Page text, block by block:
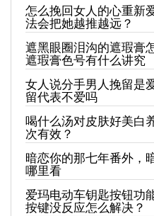
怎么挽回女人的心重新
法会把她越推越远？
遮黑眼圈泪沟的遮瑕膏
遮瑕膏色号有什么讲究
女人说分手男人挽留是
留代表不爱吗
喝什么汤对皮肤好美白
次有效？
暗恋你的那七年番外，
哪里看
爱玛电动车钥匙按钮功
按键没反应怎么解决？